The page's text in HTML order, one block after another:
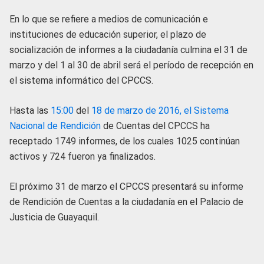
En lo que se refiere a medios de comunicación e
instituciones de educación superior, el plazo de
socialización de informes a la ciudadanía culmina el 31 de
marzo y del 1 al 30 de abril será el período de recepción en
el sistema informático del CPCCS.
Hasta las 15:00 del 18 de marzo de 2016, el Sistema
Nacional de Rendición de Cuentas del CPCCS ha
receptado 1749 informes, de los cuales 1025 continúan
activos y 724 fueron ya finalizados.
El próximo 31 de marzo el CPCCS presentará su informe
de Rendición de Cuentas a la ciudadanía en el Palacio de
Justicia de Guayaquil.